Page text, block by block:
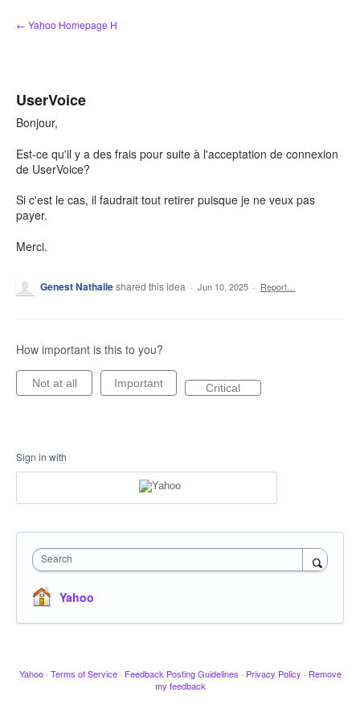
Skip
to
← Yahoo Homepage H
UserVoice
Bonjour,
Est-ce qu'il y a des frais pour suite à l'acceptation de connexion
de UserVoice?
Si c'est le cas, il faudrait tout retirer puisque je ne veux pas
payer.
Merci.
Genest Nathalieshared this idea · Jun 10, 2025 · Report…
How important is this to you?
Not at all Important Critical
Sign in with
Search
Yahoo
Yahoo · Terms of Service · Feedback Posting Guidelines · Privacy Policy · Remove
my feedback